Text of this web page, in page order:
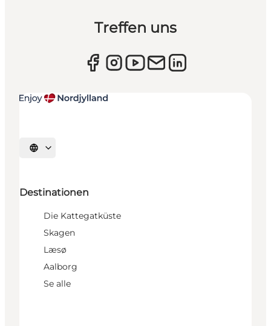
Treffen uns
Sprache auswählen
Destinationen
Die Kattegatküste
Skagen
Læsø
Aalborg
Se alle